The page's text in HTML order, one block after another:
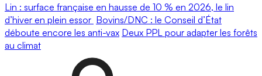
Lin : surface française en hausse de 10 % en 2026, le lin
d’hiver en plein essor Bovins/DNC : le Conseil d’État
déboute encore les anti-vax Deux PPL pour adapter les forêts
au climat